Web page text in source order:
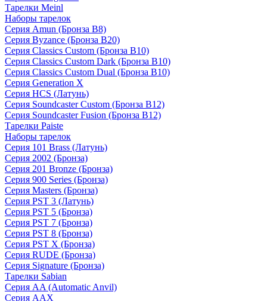
Тарелки Meinl
Наборы тарелок
Серия Amun (Бронза B8)
Серия Byzance (Бронза B20)
Серия Classics Custom (Бронза B10)
Серия Classics Custom Dark (Бронза B10)
Серия Classics Custom Dual (Бронза B10)
Серия Generation X
Серия HCS (Латунь)
Серия Soundcaster Custom (Бронза B12)
Серия Soundcaster Fusion (Бронза B12)
Тарелки Paiste
Наборы тарелок
Серия 101 Brass (Латунь)
Серия 2002 (Бронза)
Серия 201 Bronze (Бронза)
Серия 900 Series (Бронза)
Серия Masters (Бронза)
Серия PST 3 (Латунь)
Серия PST 5 (Бронза)
Серия PST 7 (Бронза)
Серия PST 8 (Бронза)
Серия PST X (Бронза)
Серия RUDE (Бронза)
Серия Signature (Бронза)
Тарелки Sabian
Серия AA (Automatic Anvil)
Серия AAX